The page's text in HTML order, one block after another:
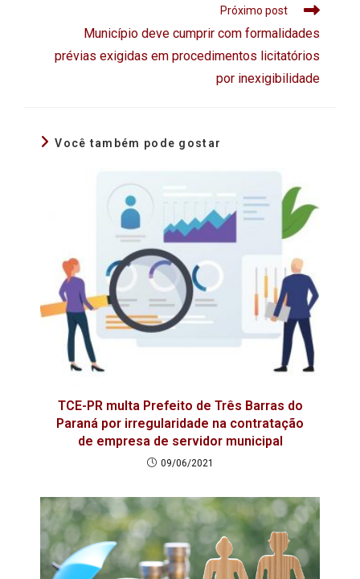
Próximo post
Município deve cumprir com formalidades
prévias exigidas em procedimentos licitatórios
por inexigibilidade
Você também pode gostar
TCE-PR multa Prefeito de Três Barras do
Paraná por irregularidade na contratação
de empresa de servidor municipal
09/06/2021